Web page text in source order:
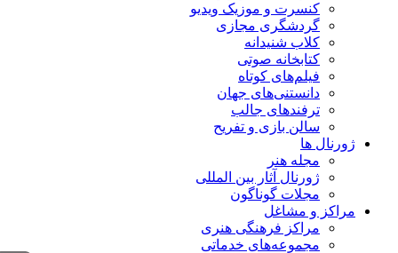
کنسرت و موزیک ویدیو
گردشگری مجازی
کلاب شنیدانه
کتابخانه صوتی
فیلم‌های کوتاه
دانستنی‌های جهان
ترفندهای جالب
سالن بازی و تفریح
ژورنال ها
مجله هنر
ژورنال آثار بین المللی
مجلات گوناگون
مراکز و مشاغل
مراکز فرهنگی هنری
مجموعه‌های خدماتی